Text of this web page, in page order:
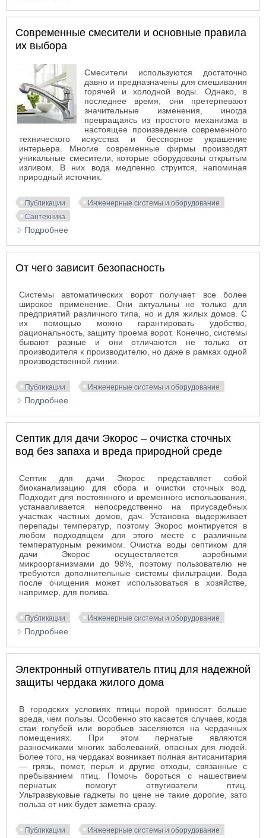
Современные смесители и основные правила
их выбора
Смесители используются достаточно
давно и предназначены для смешивания
горячей и холодной воды. Однако, в
последнее время, они претерпевают
значительные изменения, иногда
превращаясь из простого механизма в
настоящее произведение современного
технического искусства и бесспорное украшение
интерьера. Многие современные фирмы производят
уникальные смесители, которые оборудованы открытым
изливом. В них вода медленно струится, напоминая
природный источник.
Публикации
Инженерные системы и оборудование
Сантехника
Подробнее
От чего зависит безопасность
Системы автоматических ворот получает все более
широкое применение. Они актуальны не только для
предприятий различного типа, но и для жилых домов. С
их помощью можно гарантировать удобство,
рациональность, защиту проема ворот. Конечно, системы
бывают разные и они отличаются не только от
производителя к производителю, но даже в рамках одной
производственной линии.
Публикации Инженерные системы и оборудование
Подробнее
Септик для дачи Экорос – очистка сточных
вод без запаха и вреда природной среде
Септик для дачи Экорос представляет собой
биоканализацию для сбора и очистки сточных вод.
Подходит для постоянного и временного использования,
устанавливается непосредственно на приусадебных
участках частных домов, дач. Установка выдерживает
перепады температур, поэтому Экорос монтируется в
любом подходящем для этого месте с различным
температурным режимом. Очистка воды септиком для
дачи Экорос осуществляется аэробными
микроорганизмами до 98%, поэтому пользователю не
требуются дополнительные системы фильтрации. Вода
после очищения может использоваться в хозяйстве,
например, для полива.
Публикации Инженерные системы и оборудование
Подробнее
Электронный отпугиватель птиц для надежной
защиты чердака жилого дома
В городских условиях птицы порой приносят больше
вреда, чем пользы. Особенно это касается случаев, когда
стаи голубей или воробьев заселяются на чердачных
помещениях. При этом пернатые являются
разносчиками многих заболеваний, опасных для людей.
Более того, на чердаках возникает полная антисанитария
— грязь, помет, перья и другие отходы, связанные с
пребыванием птиц. Помочь бороться с нашествием
пернатых помогут отпугиватели птиц.
Ультразвуковые гаджеты по цене не такие дорогие, зато
польза от них будет заметна сразу.
Публикации Инженерные системы и оборудование